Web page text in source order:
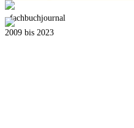
fachbuchjournal
2009 bis 2023